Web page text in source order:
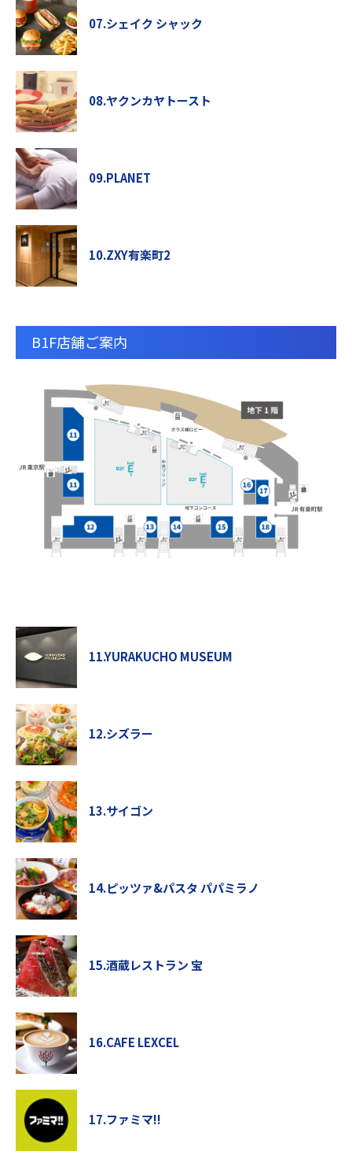
07.シェイク シャック
08.ヤクンカヤトースト
09.PLANET
10.ZXY有楽町2
B1F店舗ご案内
11.YURAKUCHO MUSEUM
12.シズラー
13.サイゴン
14.ピッツァ&パスタ パパミラノ
15.酒蔵レストラン 宝
16.CAFE LEXCEL
17.ファミマ!!